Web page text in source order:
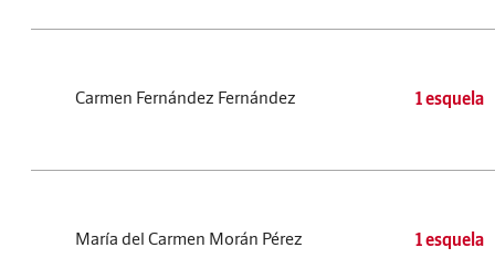
Carmen Fernández Fernández 1 esquela
María del Carmen Morán Pérez 1 esquela